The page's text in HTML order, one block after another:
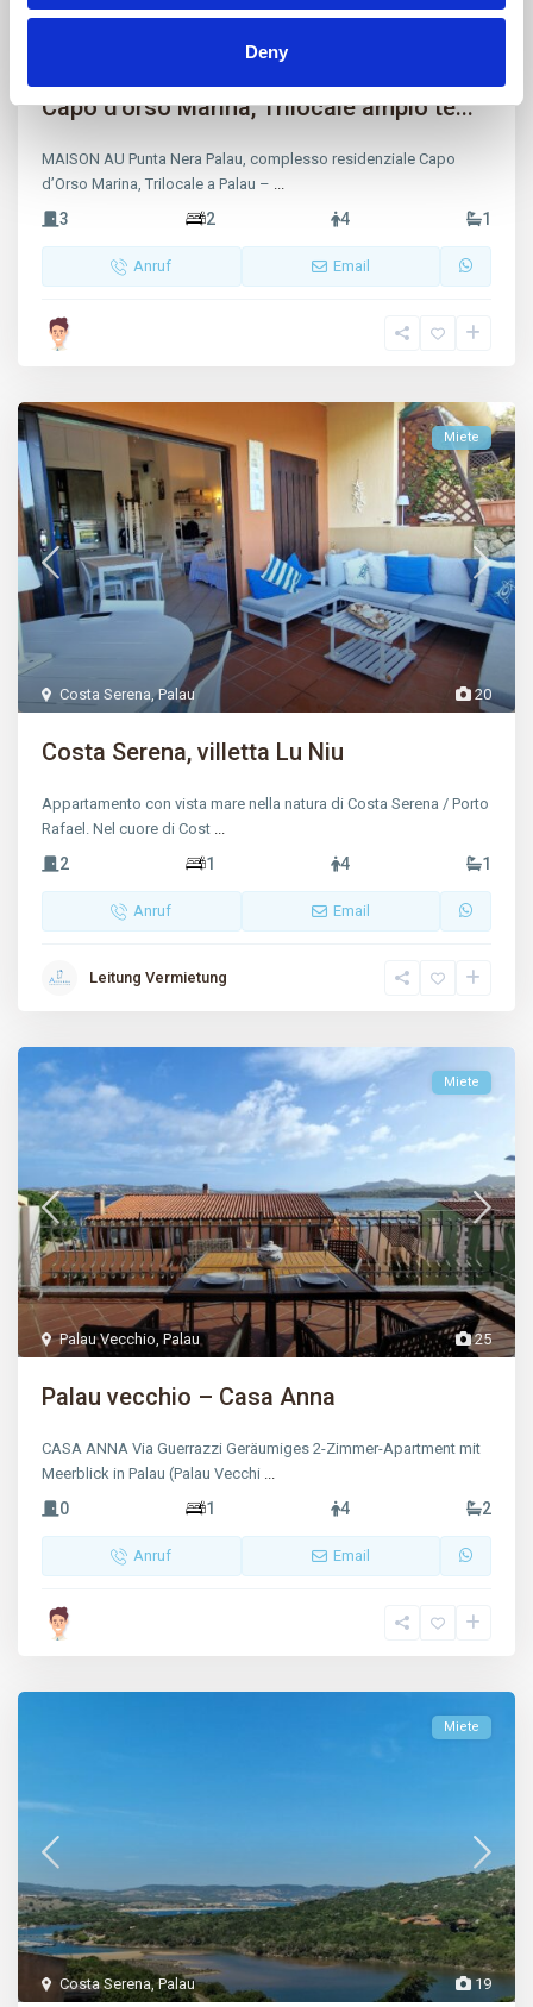
Deny
Vecchio Marino,Palau
Capo d’orso Marina, Trilocale ampio te...
MAISON AU Punta Nera Palau, complesso residenziale Capo
d’Orso Marina, Trilocale a Palau – ...
3 2 4 1
Anruf Email
20
Costa Serena,Palau
Miete
Costa Serena, villetta Lu Niu
Appartamento con vista mare nella natura di Costa Serena / Porto
Rafael. Nel cuore di Cost ...
2 1 4 1
Anruf Email
Leitung Vermietung
25
Palau Vecchio,Palau
Miete
Palau vecchio – Casa Anna
CASA ANNA Via Guerrazzi Geräumiges 2-Zimmer-Apartment mit
Meerblick in Palau (Palau Vecchi ...
0 1 4 2
Anruf Email
19
Costa Serena,Palau
Miete